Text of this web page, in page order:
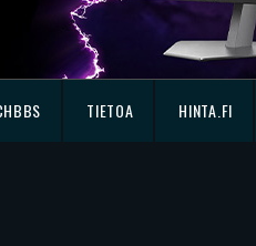
TIETOA HINTA.FI